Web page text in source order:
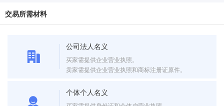
交易所需材料
公司法人名义
买家需提供企业营业执照。
卖家需提供企业营业执照和商标注册证原件。
个体个人名义